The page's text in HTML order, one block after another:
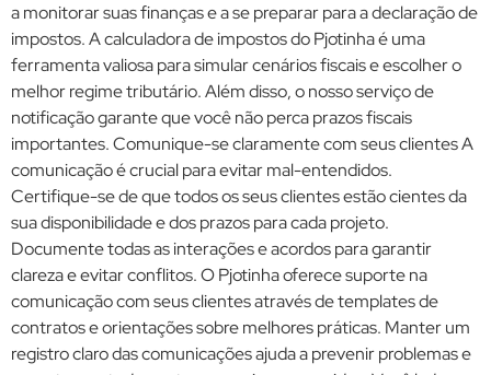
a monitorar suas finanças e a se preparar para a declaração de
impostos. A calculadora de impostos do Pjotinha é uma
ferramenta valiosa para simular cenários fiscais e escolher o
melhor regime tributário. Além disso, o nosso serviço de
notificação garante que você não perca prazos fiscais
importantes. Comunique-se claramente com seus clientes A
comunicação é crucial para evitar mal-entendidos.
Certifique-se de que todos os seus clientes estão cientes da
sua disponibilidade e dos prazos para cada projeto.
Documente todas as interações e acordos para garantir
clareza e evitar conflitos. O Pjotinha oferece suporte na
comunicação com seus clientes através de templates de
contratos e orientações sobre melhores práticas. Manter um
registro claro das comunicações ajuda a prevenir problemas e